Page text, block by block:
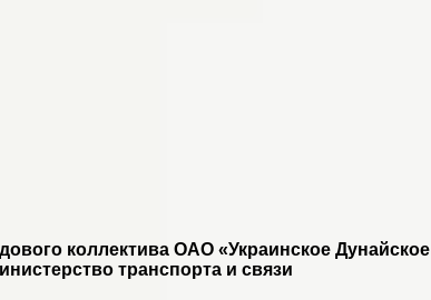
коллектива ОАО «Украинское Дунайское
транспорта и связи